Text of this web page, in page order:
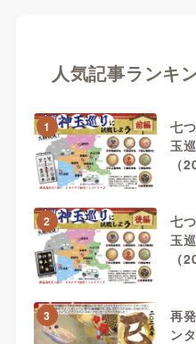
人気記事ランキ
1
七
玉
（
2
七
玉
（
3
再
ン